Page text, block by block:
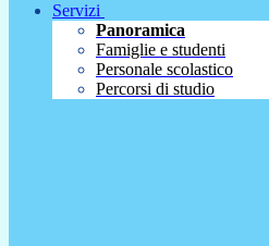
Servizi
Panoramica
Famiglie e studenti
Personale scolastico
Percorsi di studio